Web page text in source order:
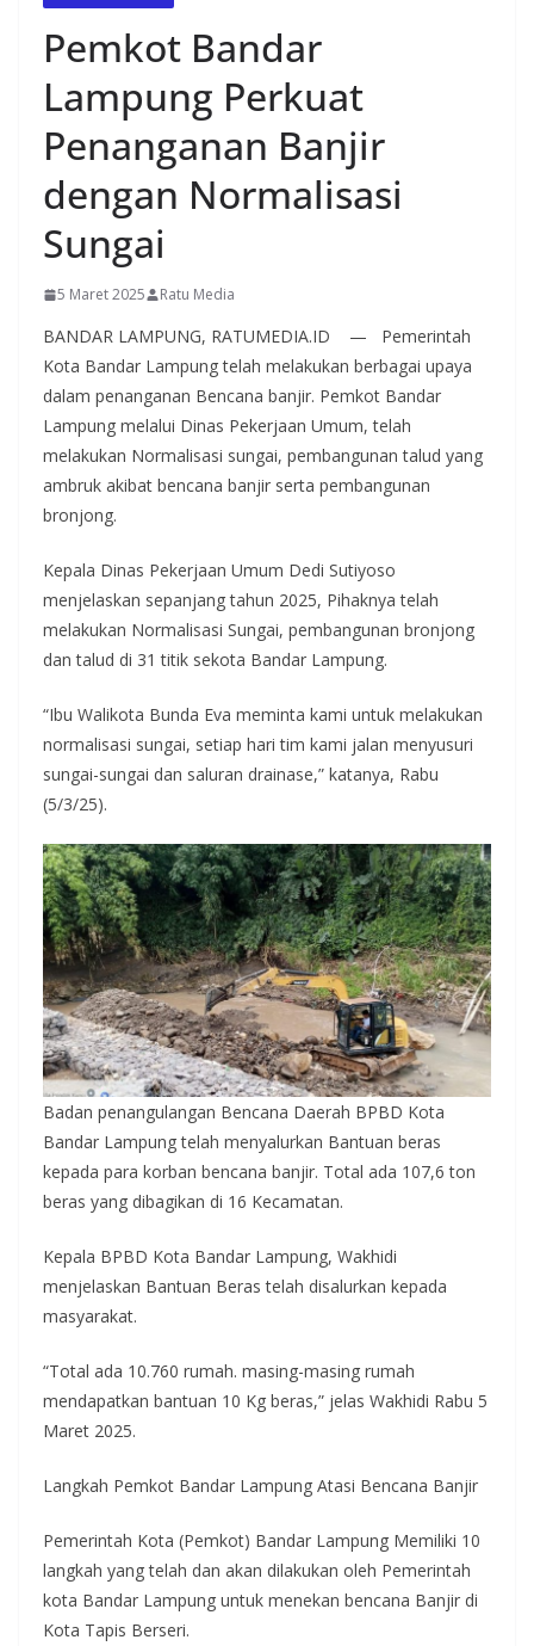
Pemkot Bandar
Lampung Perkuat
Penanganan Banjir
dengan Normalisasi
Sungai
5 Maret 2025 Ratu Media
BANDAR LAMPUNG, RATUMEDIA.ID — Pemerintah
Kota Bandar Lampung telah melakukan berbagai upaya
dalam penanganan Bencana banjir. Pemkot Bandar
Lampung melalui Dinas Pekerjaan Umum, telah
melakukan Normalisasi sungai, pembangunan talud yang
ambruk akibat bencana banjir serta pembangunan
bronjong.
Kepala Dinas Pekerjaan Umum Dedi Sutiyoso
menjelaskan sepanjang tahun 2025, Pihaknya telah
melakukan Normalisasi Sungai, pembangunan bronjong
dan talud di 31 titik sekota Bandar Lampung.
“Ibu Walikota Bunda Eva meminta kami untuk melakukan
normalisasi sungai, setiap hari tim kami jalan menyusuri
sungai-sungai dan saluran drainase,” katanya, Rabu
(5/3/25).
Badan penangulangan Bencana Daerah BPBD Kota
Bandar Lampung telah menyalurkan Bantuan beras
kepada para korban bencana banjir. Total ada 107,6 ton
beras yang dibagikan di 16 Kecamatan.
Kepala BPBD Kota Bandar Lampung, Wakhidi
menjelaskan Bantuan Beras telah disalurkan kepada
masyarakat.
“Total ada 10.760 rumah. masing-masing rumah
mendapatkan bantuan 10 Kg beras,” jelas Wakhidi Rabu 5
Maret 2025.
Langkah Pemkot Bandar Lampung Atasi Bencana Banjir
Pemerintah Kota (Pemkot) Bandar Lampung Memiliki 10
langkah yang telah dan akan dilakukan oleh Pemerintah
kota Bandar Lampung untuk menekan bencana Banjir di
Kota Tapis Berseri.